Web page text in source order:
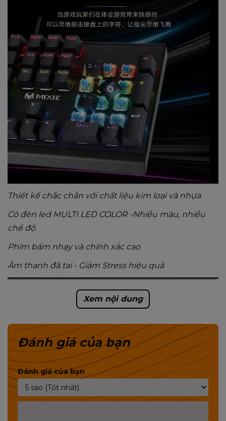
Thiết kế chắc chắn với chất liệu kim loại và nhựa
Có đèn led MULTI LED COLOR -Nhiều màu, nhiều
chế độ
Phím bấm nhạy và chính xác cao
Âm thanh đã tai - Giảm Stress hiệu quả
Xem nội dung
Đánh giá của bạn
Đánh giá của bạn